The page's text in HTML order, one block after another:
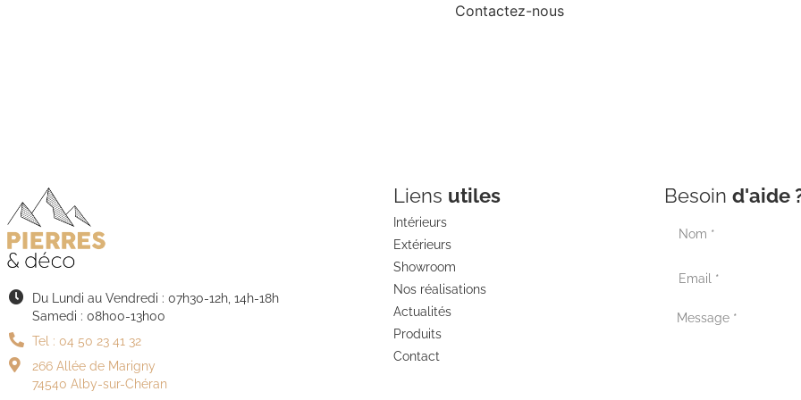
Contactez-nous
Du Lundi au Vendredi : 07h30-12h, 14h-18h
Samedi : 08h00-13h00
Tel : 04 50 23 41 32
266 Allée de Marigny
74540 Alby-sur-Chéran
Liens utiles
Intérieurs
Extérieurs
Showroom
Nos réalisations
Actualités
Produits
Contact
Besoind'aide